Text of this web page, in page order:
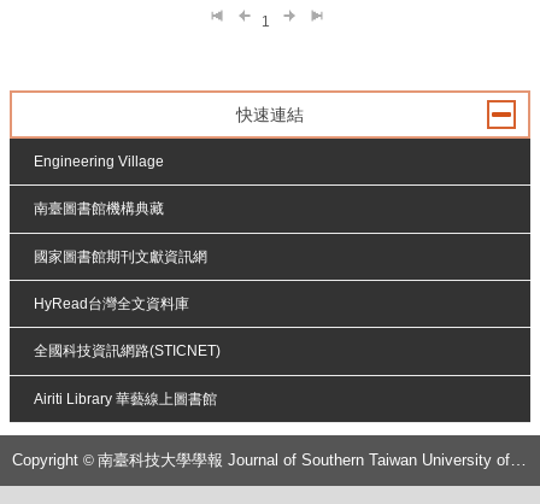
1
快速連結
Engineering Village
南臺圖書館機構典藏
國家圖書館期刊文獻資訊網
HyRead台灣全文資料庫
全國科技資訊網路(STICNET)
Airiti Library 華藝線上圖書館
Copyright © 南臺科技大學學報 Journal of Southern Taiwan University of Science and Technology